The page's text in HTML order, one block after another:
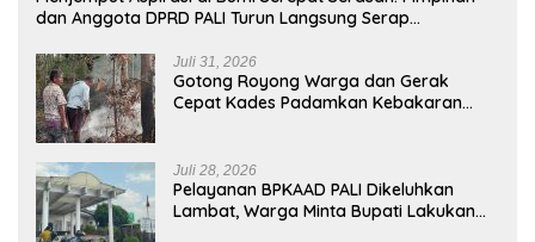
dan Anggota DPRD PALI Turun Langsung Serap
Juli 31, 2026
Gotong Royong Warga dan Gerak
Cepat Kades Padamkan Kebakaran
Juli 28, 2026
Pelayanan BPKAAD PALI Dikeluhkan
Lambat, Warga Minta Bupati Lakukan